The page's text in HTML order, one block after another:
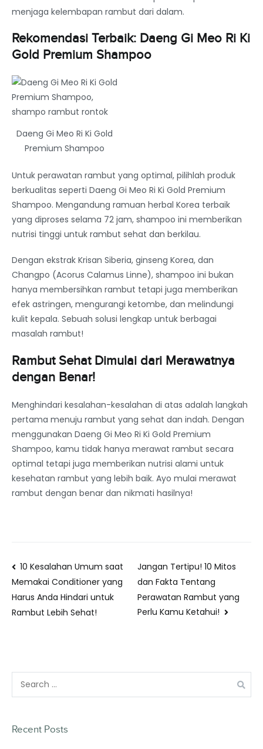
menjaga kelembapan rambut dari dalam.
Rekomendasi Terbaik: Daeng Gi Meo Ri Ki
Gold Premium Shampoo
Daeng Gi Meo Ri Ki Gold
Premium Shampoo
Untuk perawatan rambut yang optimal, pilihlah produk
berkualitas seperti Daeng Gi Meo Ri Ki Gold Premium
Shampoo. Mengandung ramuan herbal Korea terbaik
yang diproses selama 72 jam, shampoo ini memberikan
nutrisi tinggi untuk rambut sehat dan berkilau.
Dengan ekstrak Krisan Siberia, ginseng Korea, dan
Changpo (Acorus Calamus Linne), shampoo ini bukan
hanya membersihkan rambut tetapi juga memberikan
efek astringen, mengurangi ketombe, dan melindungi
kulit kepala. Sebuah solusi lengkap untuk berbagai
masalah rambut!
Rambut Sehat Dimulai dari Merawatnya
dengan Benar!
Menghindari kesalahan-kesalahan di atas adalah langkah
pertama menuju rambut yang sehat dan indah. Dengan
menggunakan Daeng Gi Meo Ri Ki Gold Premium
Shampoo, kamu tidak hanya merawat rambut secara
optimal tetapi juga memberikan nutrisi alami untuk
kesehatan rambut yang lebih baik. Ayo mulai merawat
rambut dengan benar dan nikmati hasilnya!
10 Kesalahan Umum saat
Memakai Conditioner yang
Harus Anda Hindari untuk
Rambut Lebih Sehat!
Jangan Tertipu! 10 Mitos
dan Fakta Tentang
Perawatan Rambut yang
Perlu Kamu Ketahui!
Recent Posts